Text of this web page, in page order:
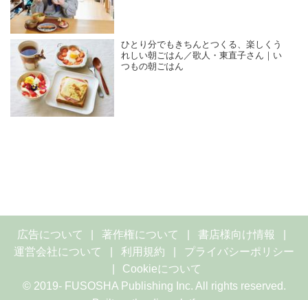
ひとり分でもきちんとつくる、楽しくう
れしい朝ごはん／歌人・東直子さん｜い
つもの朝ごはん
広告について 著作権について
書店様向け情報
運営会社について
利用規約
プライバシーポリシー
Cookieについて
© 2019- FUSOSHA Publishing Inc. All rights reserved.